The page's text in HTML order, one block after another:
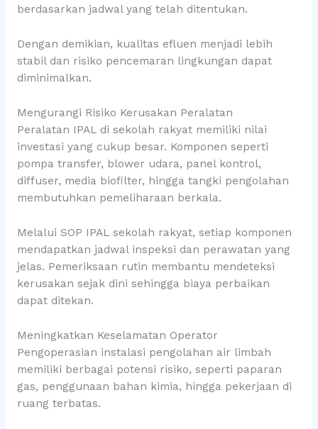
berdasarkan jadwal yang telah ditentukan.
Dengan demikian, kualitas efluen menjadi lebih
stabil dan risiko pencemaran lingkungan dapat
diminimalkan.
Mengurangi Risiko Kerusakan Peralatan
Peralatan IPAL di sekolah rakyat memiliki nilai
investasi yang cukup besar. Komponen seperti
pompa transfer, blower udara, panel kontrol,
diffuser, media biofilter, hingga tangki pengolahan
membutuhkan pemeliharaan berkala.
Melalui SOP IPAL sekolah rakyat, setiap komponen
mendapatkan jadwal inspeksi dan perawatan yang
jelas. Pemeriksaan rutin membantu mendeteksi
kerusakan sejak dini sehingga biaya perbaikan
dapat ditekan.
Meningkatkan Keselamatan Operator
Pengoperasian instalasi pengolahan air limbah
memiliki berbagai potensi risiko, seperti paparan
gas, penggunaan bahan kimia, hingga pekerjaan di
ruang terbatas.